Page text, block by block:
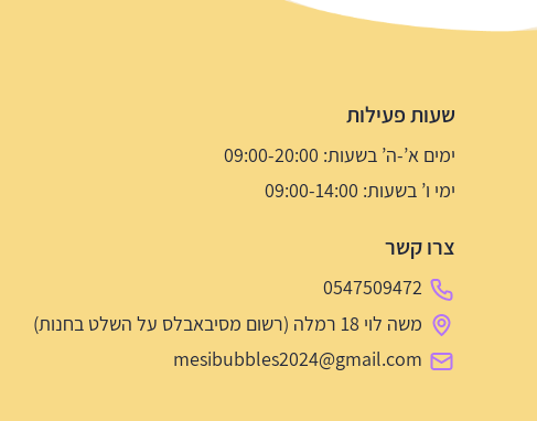
שעות פעילות
ימים א’-ה’ בשעות: 09:00-20:00
ימי ו’ בשעות: 09:00-14:00
צרו קשר
0547509472
משה לוי 18 רמלה (רשום מסיבאבלס על השלט בחנות)
mesibubbles2024@gmail.com